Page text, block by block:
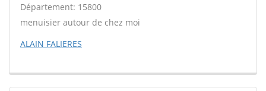
Département: 15800
menuisier autour de chez moi
ALAIN FALIERES